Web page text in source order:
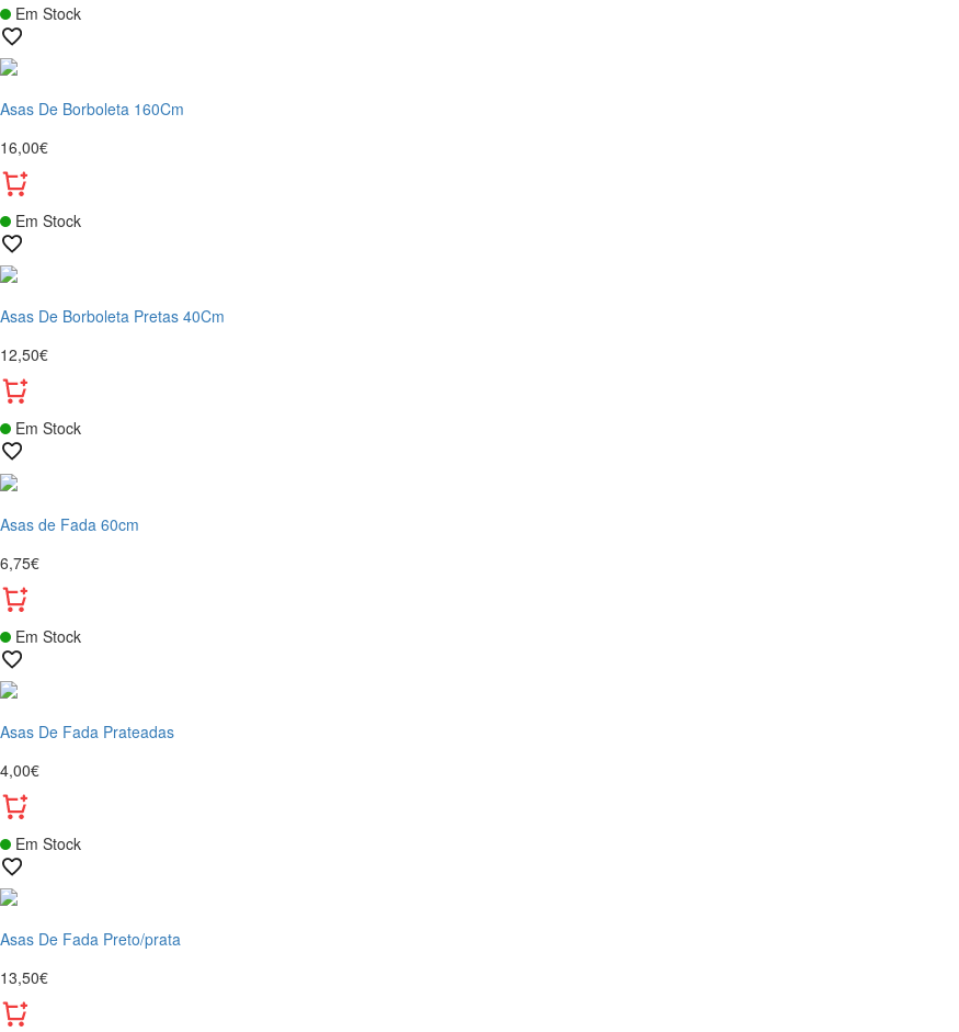
Em Stock
Asas De Borboleta 160Cm
16,00€
Em Stock
Asas De Borboleta Pretas 40Cm
12,50€
Em Stock
Asas de Fada 60cm
6,75€
Em Stock
Asas De Fada Prateadas
4,00€
Em Stock
Asas De Fada Preto/prata
13,50€